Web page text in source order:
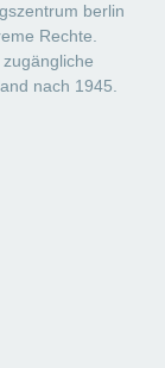
berlin
Rechte.
nach 1945.